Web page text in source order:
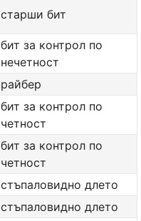
старши бит
бит за контрол по
нечетност
райбер
бит за контрол по
четност
бит за контрол по
четност
стъпаловидно длето
стъпаловидно длето